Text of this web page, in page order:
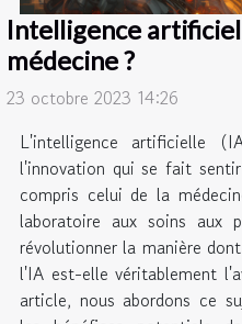
Intelligence
médecine ?
23 octobre 2023 14:26
L'intelligence artificielle
l'innovation qui se fait
compris celui de la
laboratoire aux soins
révolutionner la manière
l'IA est-elle véritablement
article, nous abordons ce